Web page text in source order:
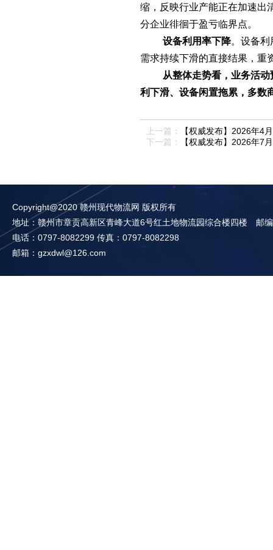
缩，反映行业产能正在加速出
分企业徘徊于盈亏临界点。
设备利用率下降。设备利
需求持续下滑的直接结果，重
从整体走势看，业务活动
利下滑、设备闲置拖累，多数
上一篇：
【权威发布】2026年4
下一篇：
【权威发布】2026年7
Copyright@2020 赣州现代物流网 版权所有
地址：赣州市章贡高新区青峰大道6号红土地物流园综合楼四楼 邮
电话：0797-8082299 传真：0797-8082298
邮箱：gzxdwl@126.com